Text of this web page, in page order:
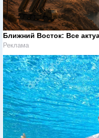
Ближний Восток: Все
Реклама